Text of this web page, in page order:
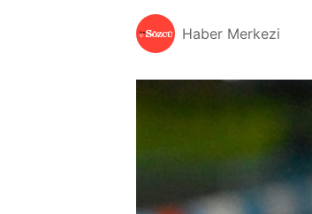
Haber Merkezi